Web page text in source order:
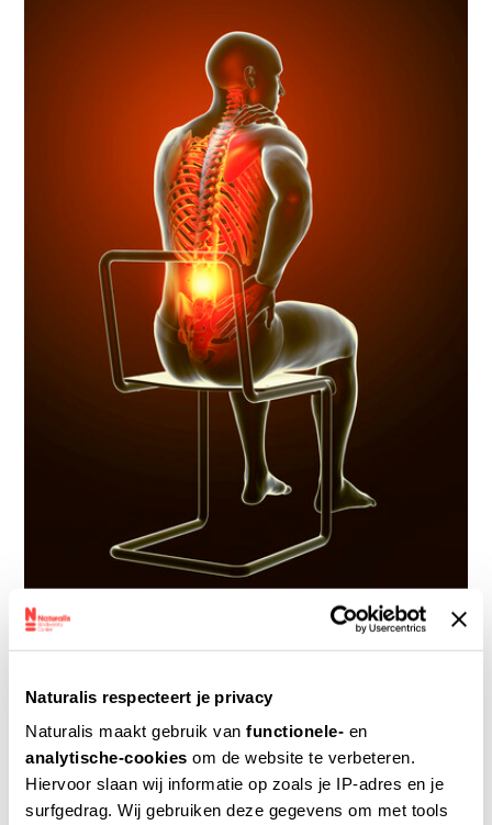
Naturalis respecteert je privacy
Naturalis maakt gebruik van functionele- en
analytische-cookies om de website te verbeteren.
Hiervoor slaan wij informatie op zoals je IP-adres en je
surfgedrag. Wij gebruiken deze gegevens om met tools
Ⓒ
De onderste bolling in onze wervelkolom zorgt dat we
5) Verzwikte enkels
Onze enkels zijn te soepel. Dat hebben we